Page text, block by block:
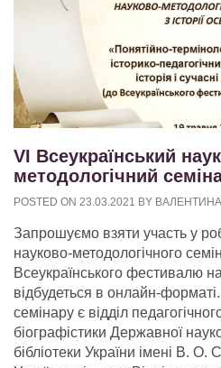
VІ Всеукраїнський
методологічний
POSTED ON 23.03.2021 BY
Запрошуємо взяти участь у
науково-методологічного
Всеукраїнського фестивалю
відбудеться в онлайн-
семінару є відділ
біографістики Державної
бібліотеки України імені В.